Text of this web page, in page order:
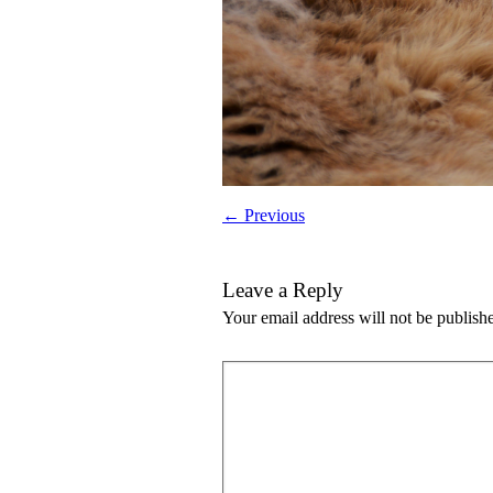
← Previous
Leave a Reply
Your email address will not be